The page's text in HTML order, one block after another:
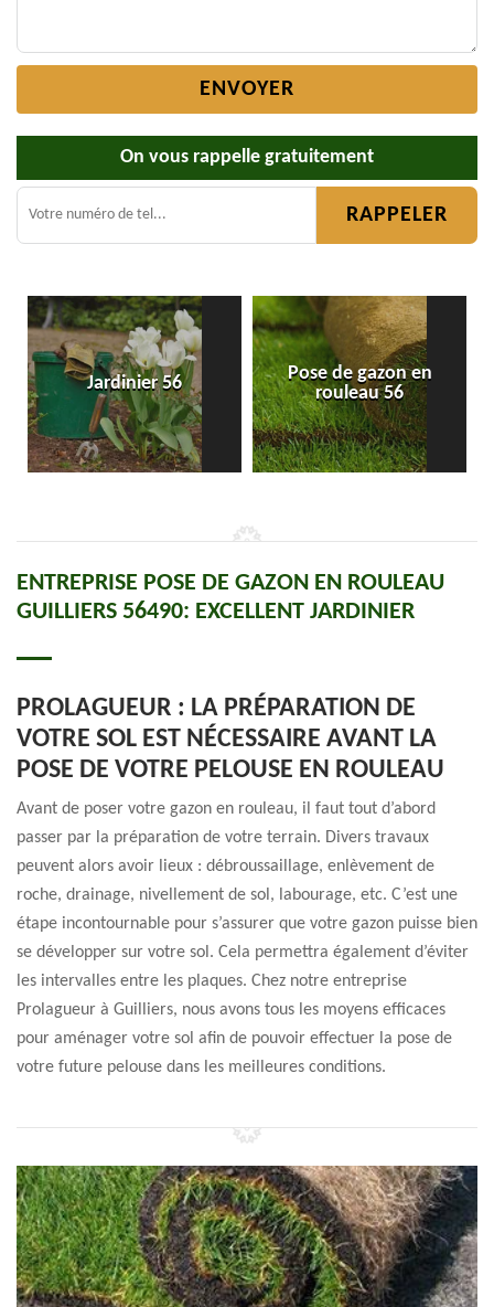
On vous rappelle gratuitement
Jardinier 56
Pose de gazon en
rouleau 56
ENTREPRISE POSE DE GAZON EN ROULEAU
GUILLIERS 56490: EXCELLENT JARDINIER
PROLAGUEUR : LA PRÉPARATION DE
VOTRE SOL EST NÉCESSAIRE AVANT LA
POSE DE VOTRE PELOUSE EN ROULEAU
Avant de poser votre gazon en rouleau, il faut tout d’abord
passer par la préparation de votre terrain. Divers travaux
peuvent alors avoir lieux : débroussaillage, enlèvement de
roche, drainage, nivellement de sol, labourage, etc. C’est une
étape incontournable pour s’assurer que votre gazon puisse bien
se développer sur votre sol. Cela permettra également d’éviter
les intervalles entre les plaques. Chez notre entreprise
Prolagueur à Guilliers, nous avons tous les moyens efficaces
pour aménager votre sol afin de pouvoir effectuer la pose de
votre future pelouse dans les meilleures conditions.